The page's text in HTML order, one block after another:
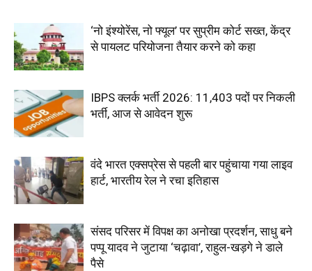
‘नो इंश्योरेंस, नो फ्यूल’ पर सुप्रीम कोर्ट सख्त, केंद्र
से पायलट परियोजना तैयार करने को कहा
IBPS क्लर्क भर्ती 2026: 11,403 पदों पर निकली
भर्ती, आज से आवेदन शुरू
वंदे भारत एक्सप्रेस से पहली बार पहुंचाया गया लाइव
हार्ट, भारतीय रेल ने रचा इतिहास
संसद परिसर में विपक्ष का अनोखा प्रदर्शन, साधु बने
पप्पू यादव ने जुटाया ‘चढ़ावा’, राहुल-खड़गे ने डाले
पैसे